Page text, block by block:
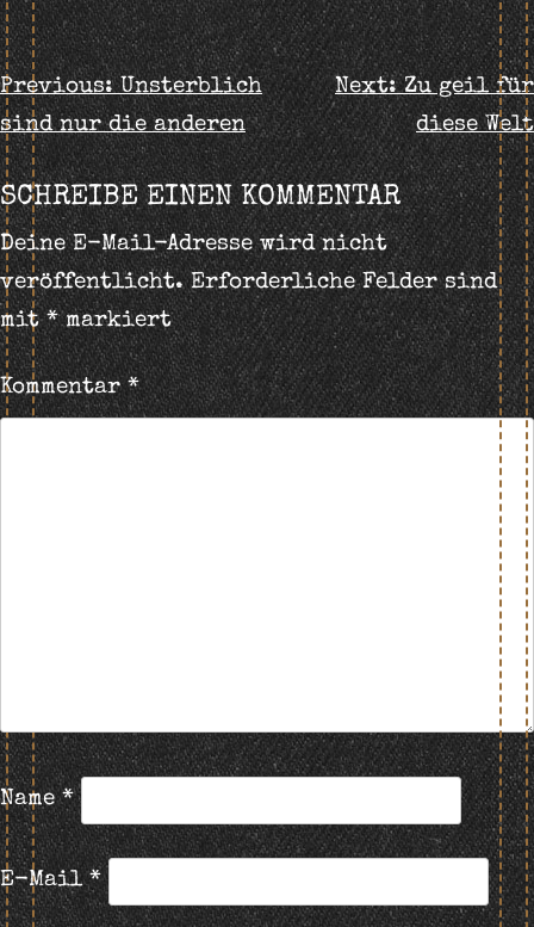
BEITRAGS-
NAVIGATION
Previous: Unsterblich
sind nur die anderen
Next: Zu geil für
diese Welt
SCHREIBE EINEN KOMMENTAR
Deine E-Mail-Adresse wird nicht
veröffentlicht. Erforderliche Felder sind
mit*markiert
Kommentar *
Name*
E-Mail*